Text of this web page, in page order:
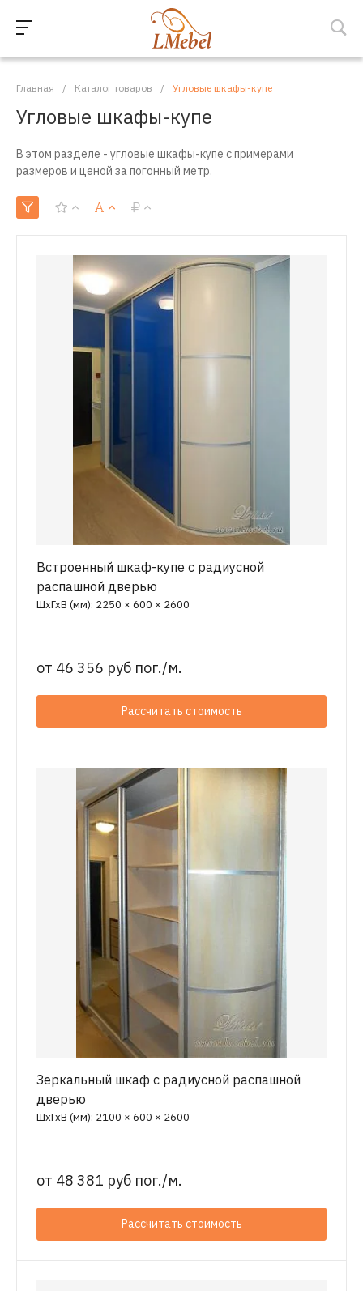
Главная / Каталог товаров / Угловые шкафы-купе
Угловые шкафы-купе
В этом разделе - угловые шкафы-купе с примерами
размеров и ценой за погонный метр.
Встроенный шкаф-купе с радиусной
распашной дверью
ШхГхВ (мм): 2250 × 600 × 2600
от 46 356 руб пог./м.
Рассчитать стоимость
Зеркальный шкаф с радиусной распашной
дверью
ШхГхВ (мм): 2100 × 600 × 2600
от 48 381 руб пог./м.
Рассчитать стоимость